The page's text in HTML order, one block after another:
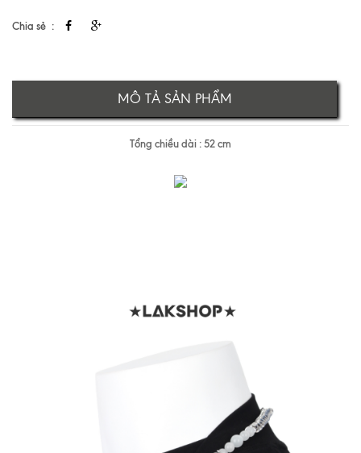
Chia sẻ
MÔ TẢ SẢN PHẨM
Tổng chiều dài : 52 cm